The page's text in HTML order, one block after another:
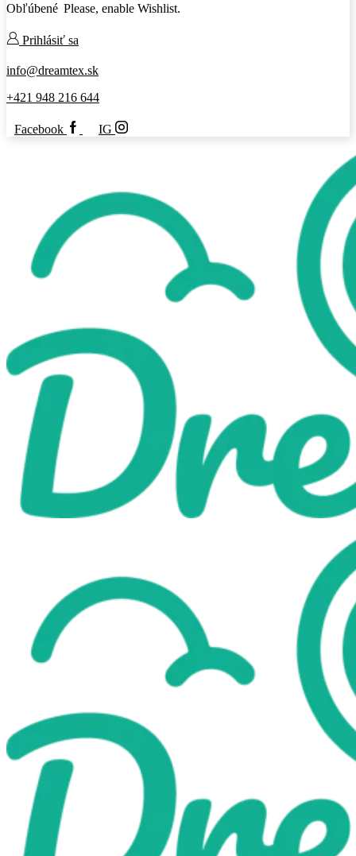
Obľúbené Please, enable Wishlist.
Prihlásiť sa
info@dreamtex.sk
+421 948 216 644
Facebook IG